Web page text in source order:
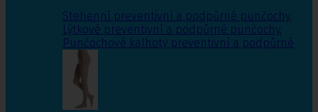
Stehenní preventivní a podpůrné punčochy,
Lýtkové preventivní a podpůrné punčochy,
Punčochové kalhoty preventivní a podpůrné